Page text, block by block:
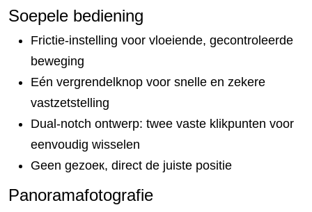
Soepele bediening
Frictie-instelling voor vloeiende, gecontroleerde
beweging
Eén vergrendelknop voor snelle en zekere
vastzetstelling
Dual-notch ontwerp: twee vaste klikpunten voor
eenvoudig wisselen
Geen gezoeк, direct de juiste positie
Panoramafotografie